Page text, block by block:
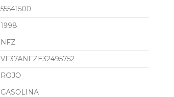
55541500
1998
NFZ
VF37ANFZE32495752
ROJO
GASOLINA